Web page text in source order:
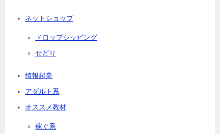
ネットショップ
ドロップシッピング
せどり
情報起業
アダルト系
オススメ教材
稼ぐ系